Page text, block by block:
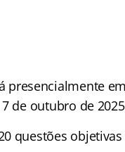
presencialmente em
de outubro de
questões